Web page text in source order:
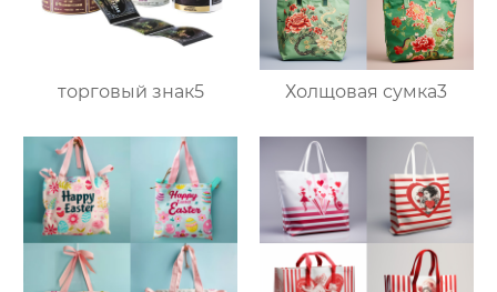
торговый знак5 Холщовая сумка3